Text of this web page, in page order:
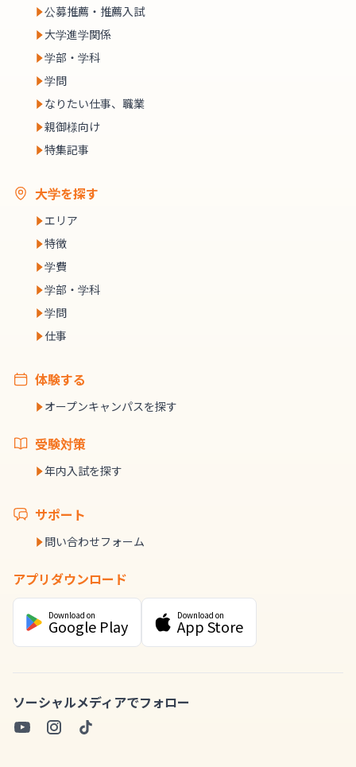
公募推薦・推薦入試
大学進学関係
学部・学科
学問
なりたい仕事、職業
親御様向け
特集記事
大学を探す
エリア
特徴
学費
学部・学科
学問
仕事
体験する
オープンキャンパスを探す
受験対策
年内入試を探す
サポート
問い合わせフォーム
アプリダウンロード
Download on
Google Play
Download on
App Store
ソーシャルメディアでフォロー